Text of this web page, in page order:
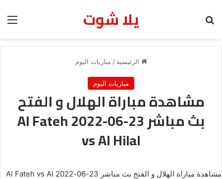
يلا شوت
الرئيسية / مباريات اليوم
مباريات اليوم
مشاهدة مباراة الهلال و الفتح
بث مباشر 23-06-2022 Al Fateh
vs Al Hilal
مشاهدة مباراة الهلال و الفتح بث مباشر 23-06-2022 Al Fateh vs Al